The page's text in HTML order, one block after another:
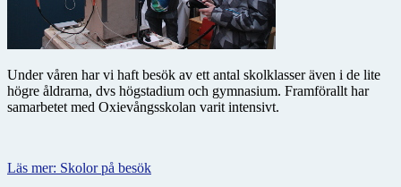
Under våren har vi haft besök av ett antal skolklasser även i de lite
högre åldrarna, dvs högstadium och gymnasium. Framförallt har
samarbetet med Oxievångsskolan varit intensivt.
Läs mer: Skolor på besök